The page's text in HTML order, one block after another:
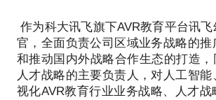
作为科大讯飞旗下AVR教育平台讯
官，全面负责公司区域业务战略的
和推动国内外战略合作生态的打造，
人才战略的主要负责人，对人工智
视化AVR教育行业业务战略、人才战